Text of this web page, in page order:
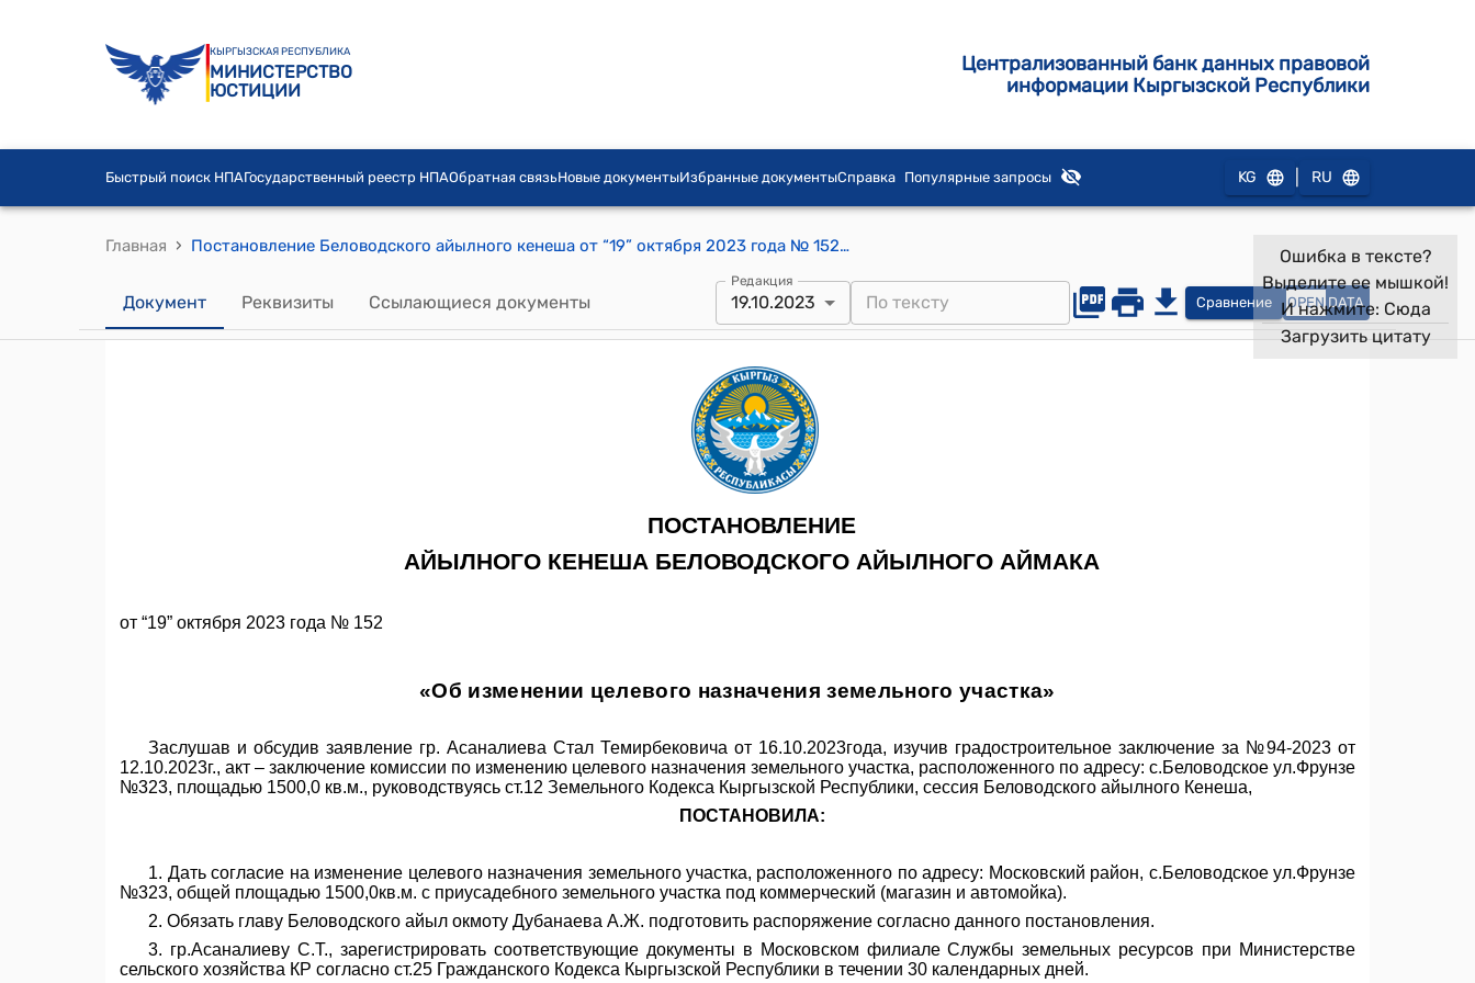
КЫРГЫЗСКАЯ РЕСПУБЛИКА
МИНИСТЕРСТВО
ЮСТИЦИИ
Централизованный банк данных правовой
информации Кыргызской Республики
Быстрый поиск НПАГосударственный реестр НПАОбратная связьНовые документыИзбранные документыСправка Популярные запросы KG RU
Главная › Постановление Беловодского айылного кенеша от “19” октября 2023 года № 152 «Об изменении целевого назначения земельного участка»
Документ Реквизиты Ссылающиеся документы
Редакция
19.10.2023 Сравнение OPEN DATA
Ошибка в тексте?
Выделите ее мышкой!
И нажмите: Сюда
Загрузить цитату